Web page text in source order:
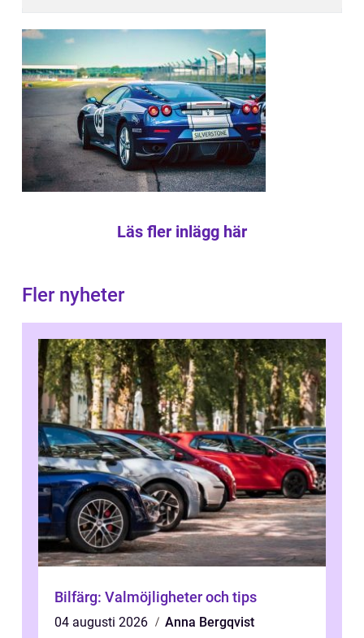
Läs fler inlägg här
Fler nyheter
Bilfärg: Valmöjligheter och tips
04 augusti 2026
Anna Bergqvist